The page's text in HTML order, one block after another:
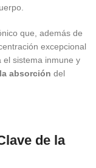
que, además de
excepcional
el sistema inmune y
absorción del
de la